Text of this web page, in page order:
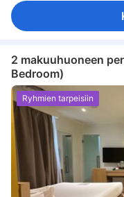
2 makuuhuoneen
Bedroom)
Ryhmien tarpeisiin